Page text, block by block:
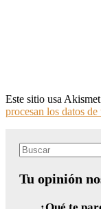
Este sitio usa
procesan los datos
Search
Tu opinión